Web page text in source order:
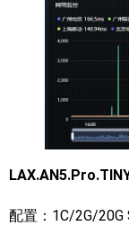
配置：1C/2G/20G